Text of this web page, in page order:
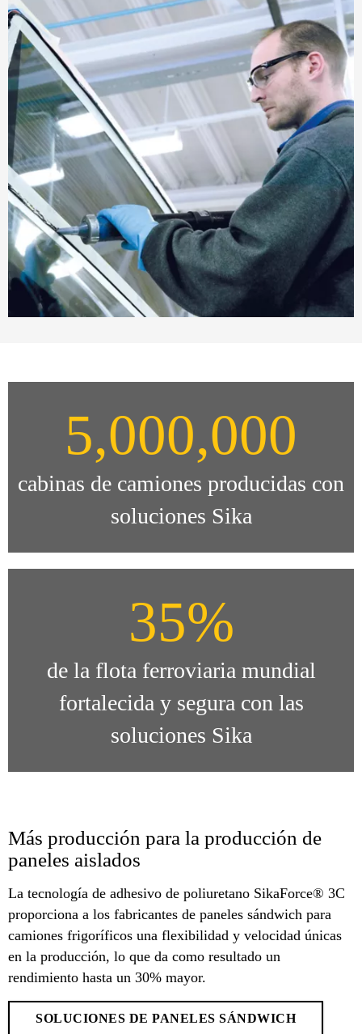
5,000,000
cabinas de camiones producidas con
soluciones Sika
35%
de la flota ferroviaria mundial
fortalecida y segura con las
soluciones Sika
Más producción para la producción de
paneles aislados
La tecnología de adhesivo de poliuretano SikaForce® 3C
proporciona a los fabricantes de paneles sándwich para
camiones frigoríficos una flexibilidad y velocidad únicas
en la producción, lo que da como resultado un
rendimiento hasta un 30% mayor.
SOLUCIONES DE PANELES SÁNDWICH